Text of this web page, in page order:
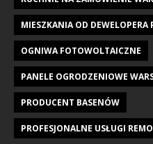
MIESZKANIA OD DEWELOPERA
OGNIWA FOTOWOLTAICZNE
PANELE OGRODZENIOWE
PRODUCENT BASENÓW
PROFESJONALNE USŁUGI